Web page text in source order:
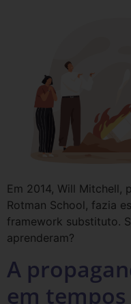
Em 2014, Will Mitchell,
Rotman School, fazia
framework substituto.
aprenderam?
A
em tempos